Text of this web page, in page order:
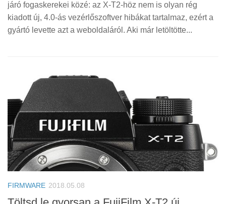
járó fogaskerekei közé: az X-T2-höz nem is olyan rég
kiadott új, 4.0-ás vezérlőszoftver hibákat tartalmaz, ezért a
gyártó levette azt a weboldaláról. Aki már letöltötte...
FIRMWARE 2018.05.08